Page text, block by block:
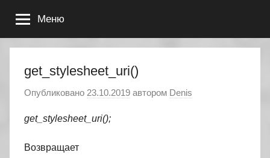
содержимому
Меню
get_stylesheet_uri()
Опубликовано 23.10.2019 автором Denis
get_stylesheet_uri();
Возвращает